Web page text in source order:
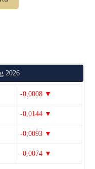
2026
-0,0008 ▼
-0,0144 ▼
-0,0093 ▼
-0,0074 ▼